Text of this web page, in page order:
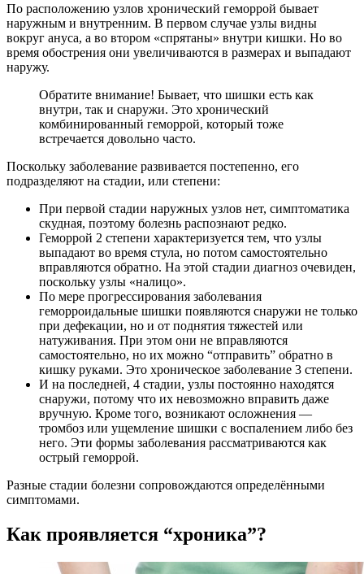
По расположению узлов хронический геморрой бывает
наружным и внутренним. В первом случае узлы видны
вокруг ануса, а во втором «спрятаны» внутри кишки. Но во
время обострения они увеличиваются в размерах и выпадают
наружу.
Обратите внимание! Бывает, что шишки есть как
внутри, так и снаружи. Это хронический
комбинированный геморрой, который тоже
встречается довольно часто.
Поскольку заболевание развивается постепенно, его
подразделяют на стадии, или степени:
При первой стадии наружных узлов нет, симптоматика
скудная, поэтому болезнь распознают редко.
Геморрой 2 степени характеризуется тем, что узлы
выпадают во время стула, но потом самостоятельно
вправляются обратно. На этой стадии диагноз очевиден,
поскольку узлы «налицо».
По мере прогрессирования заболевания
геморроидальные шишки появляются снаружи не только
при дефекации, но и от поднятия тяжестей или
натуживания. При этом они не вправляются
самостоятельно, но их можно “отправить” обратно в
кишку руками. Это хроническое заболевание 3 степени.
И на последней, 4 стадии, узлы постоянно находятся
снаружи, потому что их невозможно вправить даже
вручную. Кроме того, возникают осложнения —
тромбоз или ущемление шишки с воспалением либо без
него. Эти формы заболевания рассматриваются как
острый геморрой.
Разные стадии болезни сопровождаются определёнными
симптомами.
Как проявляется “хроника”?